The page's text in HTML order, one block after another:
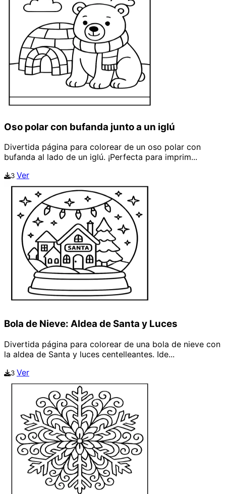
Oso polar con bufanda junto a un iglú
Divertida página para colorear de un oso polar con
bufanda al lado de un iglú. ¡Perfecta para imprim...
3 Ver
Bola de Nieve: Aldea de Santa y Luces
Divertida página para colorear de una bola de nieve con
la aldea de Santa y luces centelleantes. Ide...
3 Ver